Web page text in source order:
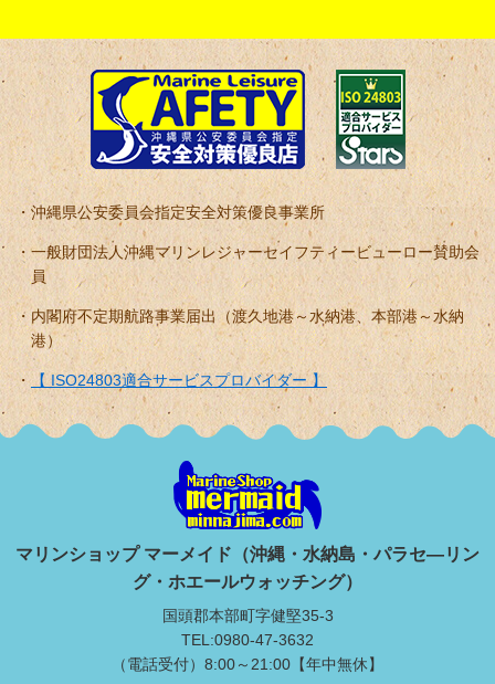
沖縄県公安委員会指定安全対策優良事業所
一般財団法人沖縄マリンレジャーセイフティービューロー賛助会
員
内閣府不定期航路事業届出（渡久地港～水納港、本部港～水納
港）
【 ISO24803適合サービスプロバイダー 】
マリンショップ マーメイド（沖縄・水納島・パラセ―リン
グ・ホエールウォッチング）
国頭郡本部町字健堅35-3
TEL:0980-47-3632
（電話受付）8:00～21:00【年中無休】